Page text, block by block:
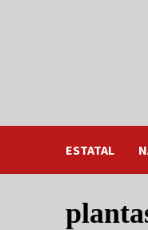
ESTATAL